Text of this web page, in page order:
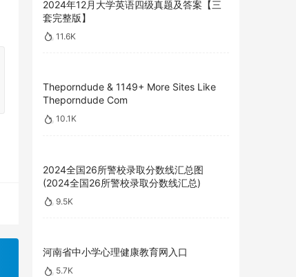
2024年12月大学英语四级真题及答案【三
套完整版】
11.6K
Theporndude & 1149+ More Sites Like
Theporndude Com
10.1K
2024全国26所警校录取分数线汇总图
(2024全国26所警校录取分数线汇总)
9.5K
河南省中小学心理健康教育网入口
5.7K